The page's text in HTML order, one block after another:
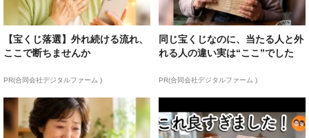
【宝くじ落選】外れ続ける流れ、
ここで断ちませんか
PR(合同会社デジタルファーム )
同じ宝くじなのに、当たる人と外
れる人の違い実は“ここ”でした
PR(合同会社デジタルファーム )